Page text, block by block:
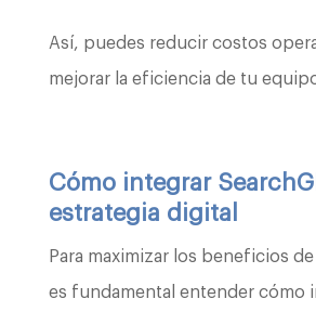
Así, puedes reducir costos
mejorar la eficiencia de tu
Cómo integrar
estrategia digital
Para maximizar los beneficios de
es fundamental entender cómo